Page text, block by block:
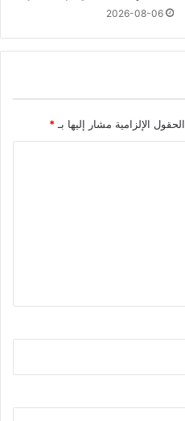
2026-08-06
الحقول الإلزامية مشار إليها بـ *